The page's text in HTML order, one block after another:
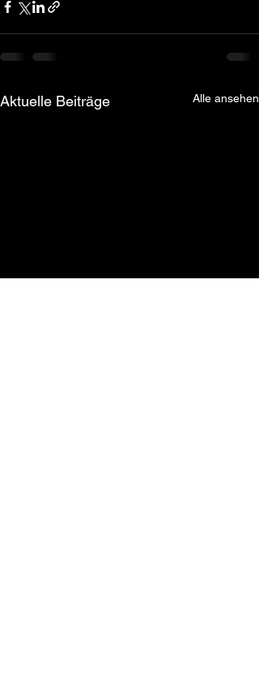
Aktuelle Beiträge Alle ansehen